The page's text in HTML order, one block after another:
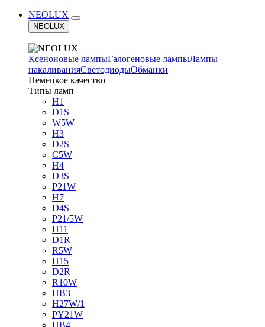
NEOLUX
NEOLUX
Ксеноновые лампыГалогеновые лампыЛампы
накаливанияСветодиодыОбманки
Немецкое качество
Типы ламп
H1
D1S
W5W
H3
D2S
C5W
H4
D3S
P21W
H7
D4S
P21/5W
H11
D1R
R5W
H15
D2R
R10W
HB3
H27W/1
PY21W
HB4